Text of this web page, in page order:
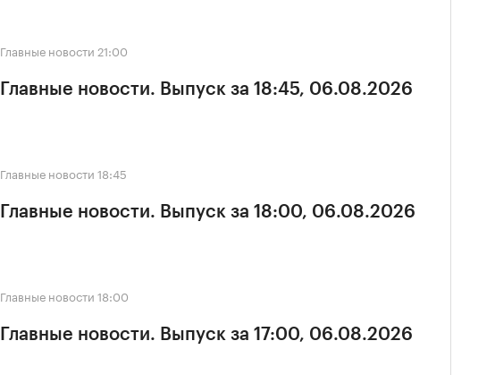
Главные новости 21:00
Главные новости. Выпуск за 18:45, 06.08.2026
Главные новости 18:45
Главные новости. Выпуск за 18:00, 06.08.2026
Главные новости 18:00
Главные новости. Выпуск за 17:00, 06.08.2026